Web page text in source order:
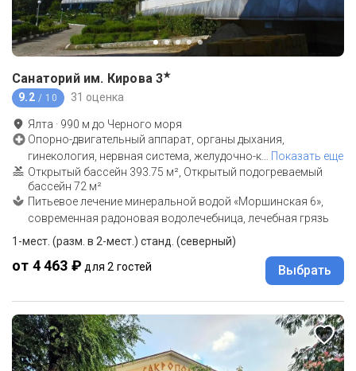
Санаторий им. Кирова 3★
9.2 / 10 31 оценка
Ялта · 990 м до Черного моря
Опорно-двигательный аппарат, органы дыхания,
гинекология, нервная система, желудочно-к
Показать еще
Открытый бассейн 393.75 м², Открытый подогреваемый
бассейн 72 м²
Питьевое лечение минеральной водой «Моршинская 6»,
современная радоновая водолечебница, лечебная грязь
1-мест. (разм. в 2-мест.) станд. (северный)
от 4 463 ₽ для 2 гостей Выбрать